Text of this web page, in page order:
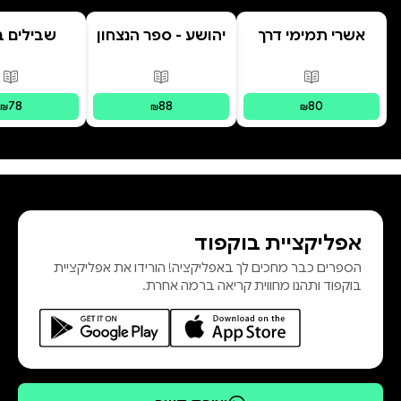
מתנה מרגשת לעצמכם או לאדם אהוב
אשרי תמימי דרך
פורמטים זמינים מודפס
₪80
יהושע - ספר הנצחון
פורמטים זמינים מודפס
₪88
שבילים
₪78
אפליקציית בוקפוד
הספרים כבר מחכים לך באפליקציה! הורידו את אפליקציית
בוקפוד ותהנו מחווית קריאה ברמה אחרת.